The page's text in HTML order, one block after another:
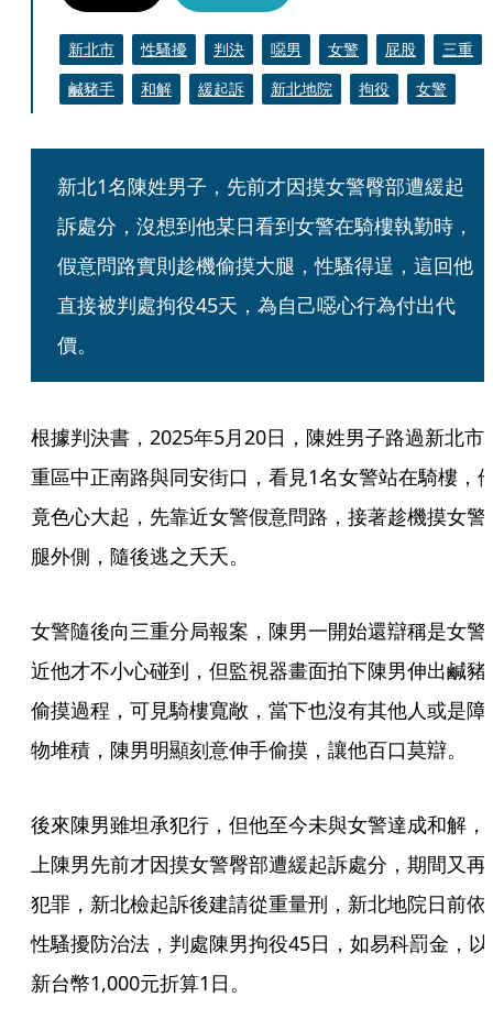
新北市 性騷擾 判決 噁男 女警 屁股
三重
鹹豬手
和解 緩起訴 新北地院 拘役 女警
新北1名陳姓男子，先前才因摸女警臀部遭緩起
訴處分，沒想到他某日看到女警在騎樓執勤時，
假意問路實則趁機偷摸大腿，性騷得逞，這回他
直接被判處拘役45天，為自己噁心行為付出代
價。
根據判決書，2025年5月20日，陳姓男子路過新北市
重區中正南路與同安街口，看見1名女警站在騎樓，
竟色心大起，先靠近女警假意問路，接著趁機摸女警
腿外側，隨後逃之夭夭。
女警隨後向三重分局報案，陳男一開始還辯稱是女警
近他才不小心碰到，但監視器畫面拍下陳男伸出鹹豬
偷摸過程，可見騎樓寬敞，當下也沒有其他人或是障
物堆積，陳男明顯刻意伸手偷摸，讓他百口莫辯。
後來陳男雖坦承犯行，但他至今未與女警達成和解，
上陳男先前才因摸女警臀部遭緩起訴處分，期間又再
犯罪，新北檢起訴後建請從重量刑，新北地院日前依
性騷擾防治法，判處陳男拘役45日，如易科罰金，以
新台幣1,000元折算1日。